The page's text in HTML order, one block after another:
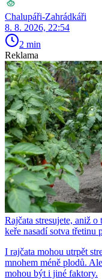
Chalupáři-Zahrádkáři
8. 8. 2026, 22:54
2 min
Reklama
Rajčata stresujete, aniž
keře nasadí sotva třetinu
I rajčata mohou utrpět
mnohem méně plodů.
mohou být i jiné faktory.